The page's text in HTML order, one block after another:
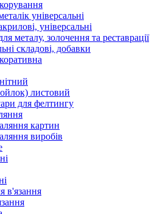
універсальні
універсальні
металу, золочення та реставрації
складові, добавки
листовий
для фелтингу
картин
виробів
в'язання